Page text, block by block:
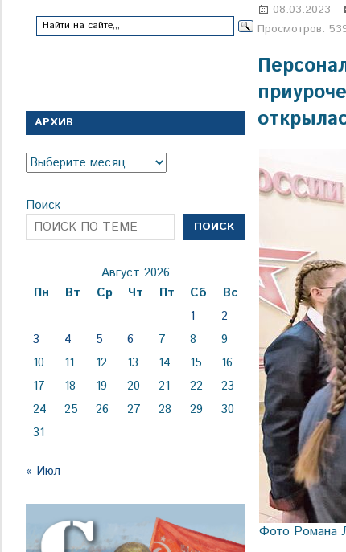
1924
года
08.03.2023
Просмотров:
Фото
АРХИВ
Архив
Поиск
ПОИСК
Август 2026
Пн
Вт Ср Чт Пт Сб
Вс
1
2
3
4 5 6 7 8
9
10
11 12 13 14 15
16
17
18 19 20 21 22
23
24
25 26 27 28 29
30
31
« Июл